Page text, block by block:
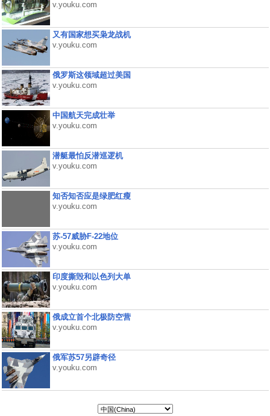
v.youku.com
又有国家想买枭龙战机
v.youku.com
俄罗斯这领域超过美国
v.youku.com
中国航天完成壮举
v.youku.com
潜艇最怕反潜巡逻机
v.youku.com
知否知否应是绿肥红瘦
v.youku.com
苏-57威胁F-22地位
v.youku.com
印度撕毁和以色列大单
v.youku.com
俄成立首个北极防空营
v.youku.com
俄军苏57另辟奇径
v.youku.com